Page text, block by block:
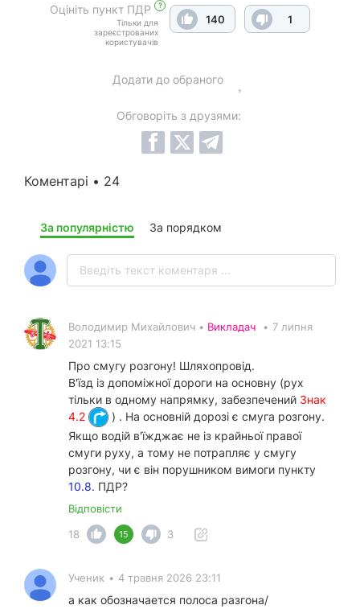
Оцініть пункт ПДР ?
Тільки для
зареєстрованих
користувачів
140 1
Додати до обраного
Обговоріть з друзями:
Коментарі • 24
За популярністю За порядком
Володимир Михайлович • Викладач • 7 липня
2021 13:15
Про смугу розгону! Шляхопровід.
В'їзд із допоміжної дороги на основну (рух
тільки в одному напрямку, забезпечений Знак
4.2
) . На основній дорозі є смуга розгону.
Якщо водій в'їжджає не із крайньої правої
смуги руху, а тому не потрапляє у смугу
розгону, чи є він порушником вимоги пункту
10.8. ПДР?
Відповісти
18
15 3
Ученик • 4 травня 2026 23:11
а как обозначается полоса разгона/